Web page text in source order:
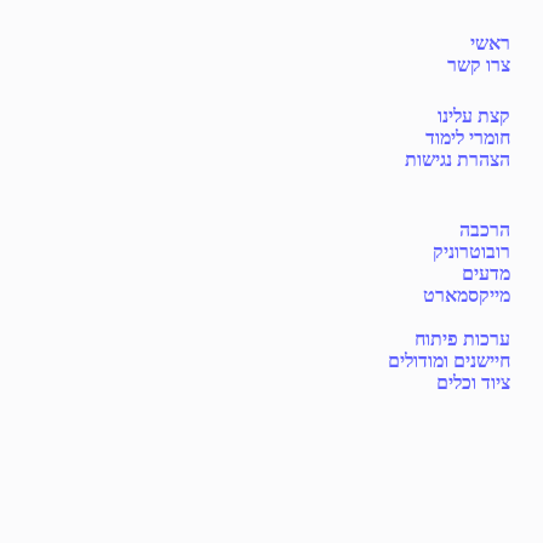
ראשי
צרו קשר
קצת עלינו
חומרי לימוד
הצהרת נגישות
הרכבה
רובוטרוניק
מדעים
מייקסמארט
ערכות פיתוח
חיישנים ומודולים
ציוד וכלים